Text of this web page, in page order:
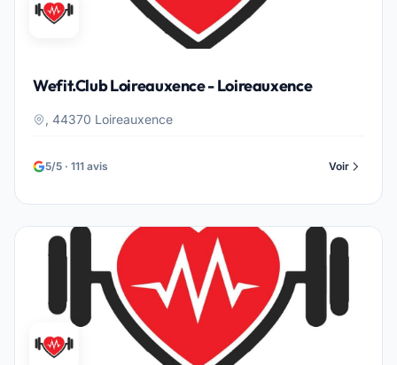
Wefit.Club Loireauxence - Loireauxence
, 44370 Loireauxence
5/5 · 111 avis Voir